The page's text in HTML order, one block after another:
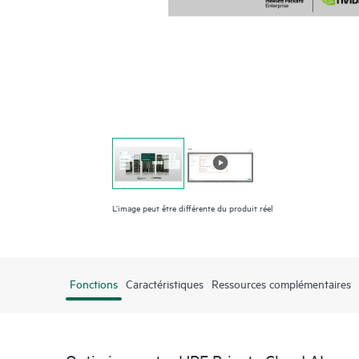
L’image peut être différente du produit réel
Fonctions Caractéristiques Ressources complémentaires